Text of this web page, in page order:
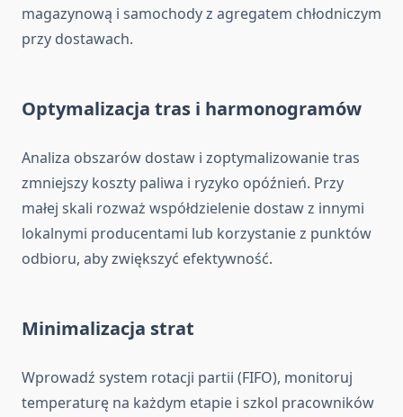
magazynową i samochody z agregatem chłodniczym
przy dostawach.
Optymalizacja tras i harmonogramów
Analiza obszarów dostaw i zoptymalizowanie tras
zmniejszy koszty paliwa i ryzyko opóźnień. Przy
małej skali rozważ współdzielenie dostaw z innymi
lokalnymi producentami lub korzystanie z punktów
odbioru, aby zwiększyć efektywność.
Minimalizacja strat
Wprowadź system rotacji partii (FIFO), monitoruj
temperaturę na każdym etapie i szkol pracowników